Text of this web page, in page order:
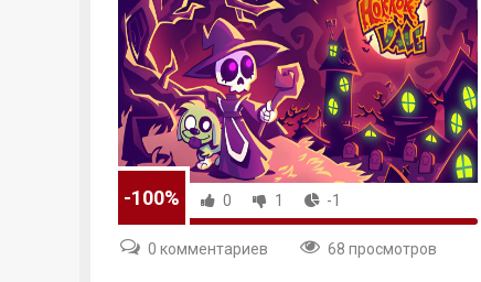
-100% 0 1 -1
0 комментариев 68 просмотров